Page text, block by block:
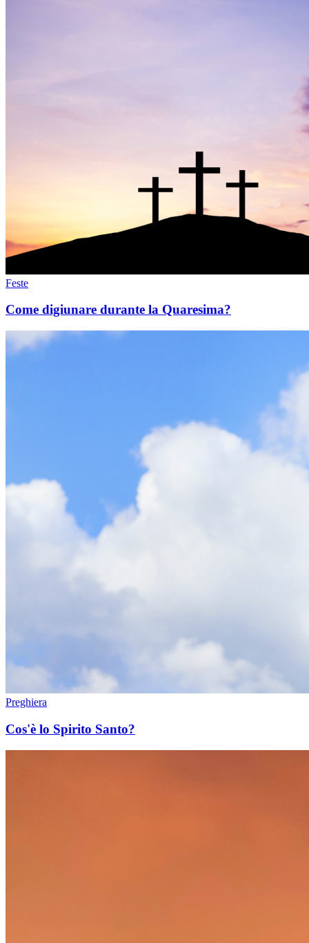
Feste
Come digiunare durante la Quaresima?
Preghiera
Cos'è lo Spirito Santo?